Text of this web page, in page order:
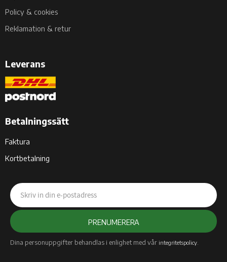
Policy & cookies
Reklamation & retur
Leverans
Betalningssätt
Faktura
Kortbetalning
PRENUMERERA
Dina personuppgifter behandlas i enlighet med vår integritetspolicy.